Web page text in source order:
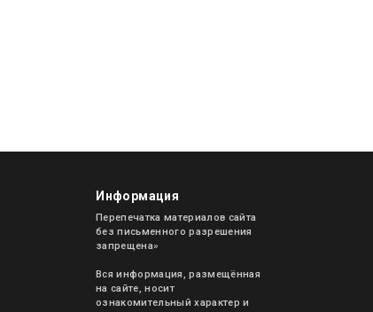
Информация
Перепечатка материалов сайта
без письменного разрешения
запрещена»
Вся информация, размещённая
на сайте, носит
ознакомительный характер и